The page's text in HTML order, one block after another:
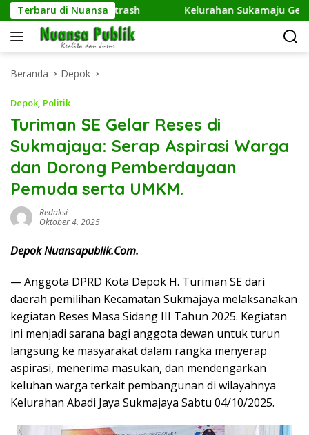
Langsung
ke
konten
Terbaru di Nuansa
Netrash Kelurahan Sukamaju Gelar Jumat
Beranda Depok
Depok, Politik
Turiman SE Gelar Reses di
Sukmajaya: Serap Aspirasi Warga
dan Dorong Pemberdayaan
Pemuda serta UMKM.
Redaksi
Oktober 4, 2025
Depok Nuansapublik.Com.
— Anggota DPRD Kota Depok H. Turiman SE dari
daerah pemilihan Kecamatan Sukmajaya melaksanakan
kegiatan Reses Masa Sidang III Tahun 2025. Kegiatan
ini menjadi sarana bagi anggota dewan untuk turun
langsung ke masyarakat dalam rangka menyerap
aspirasi, menerima masukan, dan mendengarkan
keluhan warga terkait pembangunan di wilayahnya
Kelurahan Abadi Jaya Sukmajaya Sabtu 04/10/2025.